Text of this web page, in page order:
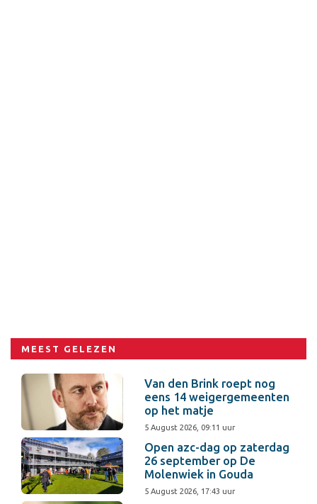
MEEST GELEZEN
Van den Brink roept nog
eens 14 weigergemeenten
op het matje
5 August 2026, 09:11 uur
Open azc-dag op zaterdag
26 september op De
Molenwiek in Gouda
5 August 2026, 17:43 uur